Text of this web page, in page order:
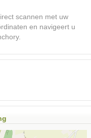
scannen met uw
en navigeert u